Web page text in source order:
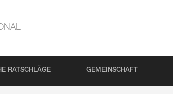
RATSCHLÄGE GEMEINSCHAFT